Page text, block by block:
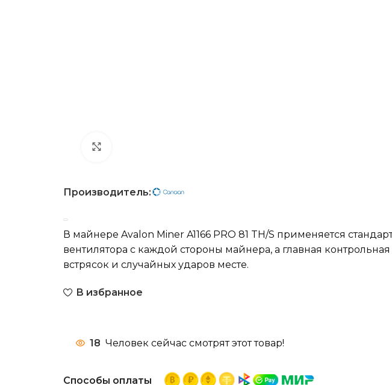
Производитель:
В майнере Avalon Miner A1166 PRO 81 TH/S применяется
вентилятора с каждой стороны майнера, а главная
встрясок и случайных ударов месте.
В избранное
18 Человек сейчас смотрят этот товар!
Способы оплаты